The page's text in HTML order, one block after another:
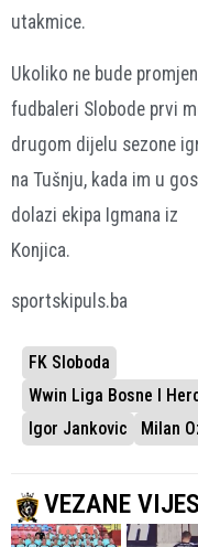
utakmice.
Ukoliko ne bude
fudbaleri Slobode prvi
drugom dijelu sezone
na Tušnju, kada im u
dolazi ekipa Igmana iz
Konjica.
sportskipuls.ba
FK Sloboda
Wwin Liga Bosne I
Igor Jankovic
Milan
VEZANE